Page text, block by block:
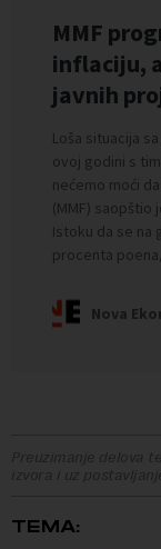
Preuzimanje delova
izvora i uz
TEMA: